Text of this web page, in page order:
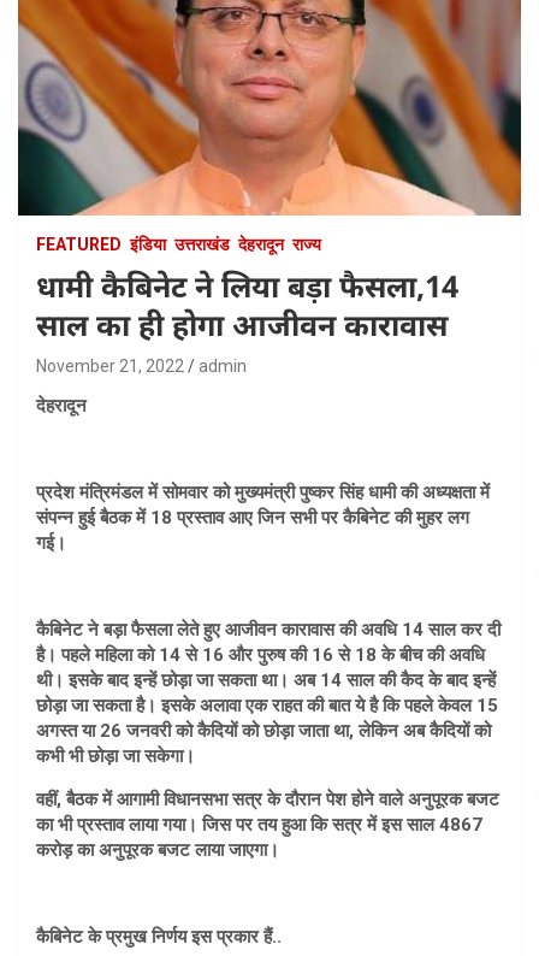
FEATURED इंडिया उत्तराखंड देहरादून राज्य
धामी कैबिनेट ने लिया बड़ा फैसला,14
साल का ही होगा आजीवन कारावास
November 21, 2022 admin
देहरादून
प्रदेश मंत्रिमंडल में सोमवार को मुख्यमंत्री पुष्कर सिंह धामी की अध्यक्षता में
संपन्न हुई बैठक में 18 प्रस्ताव आए जिन सभी पर कैबिनेट की मुहर लग
गई।
कैबिनेट ने बड़ा फैसला लेते हुए आजीवन कारावास की अवधि 14 साल कर दी
है। पहले महिला को 14 से 16 और पुरुष की 16 से 18 के बीच की अवधि
थी। इसके बाद इन्हें छोड़ा जा सकता था। अब 14 साल की कैद के बाद इन्हें
छोड़ा जा सकता है। इसके अलावा एक राहत की बात ये है कि पहले केवल 15
अगस्त या 26 जनवरी को कैदियों को छोड़ा जाता था, लेकिन अब कैदियों को
कभी भी छोड़ा जा सकेगा।
वहीं, बैठक में आगामी विधानसभा सत्र के दौरान पेश होने वाले अनुपूरक बजट
का भी प्रस्ताव लाया गया। जिस पर तय हुआ कि सत्र में इस साल 4867
करोड़ का अनुपूरक बजट लाया जाएगा।
कैबिनेट के प्रमुख निर्णय इस प्रकार हैं..